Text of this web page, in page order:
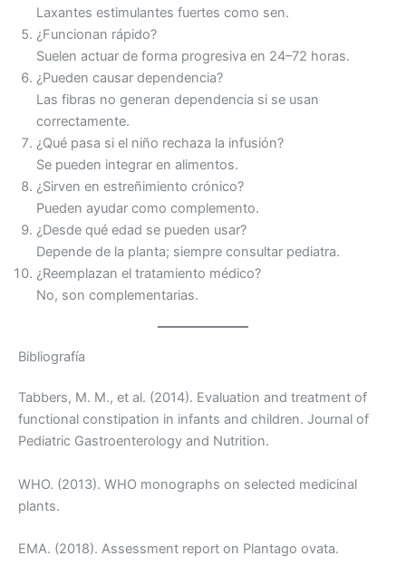
Laxantes estimulantes fuertes como sen.
¿Funcionan rápido?
Suelen actuar de forma progresiva en 24–72 horas.
¿Pueden causar dependencia?
Las fibras no generan dependencia si se usan
correctamente.
¿Qué pasa si el niño rechaza la infusión?
Se pueden integrar en alimentos.
¿Sirven en estreñimiento crónico?
Pueden ayudar como complemento.
¿Desde qué edad se pueden usar?
Depende de la planta; siempre consultar pediatra.
¿Reemplazan el tratamiento médico?
No, son complementarias.
Bibliografía
Tabbers, M. M., et al. (2014). Evaluation and treatment of
functional constipation in infants and children. Journal of
Pediatric Gastroenterology and Nutrition.
WHO. (2013). WHO monographs on selected medicinal
plants.
EMA. (2018). Assessment report on Plantago ovata.